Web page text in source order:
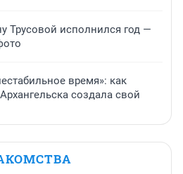
Трусовой исполнился год —
время»: как
создала свой